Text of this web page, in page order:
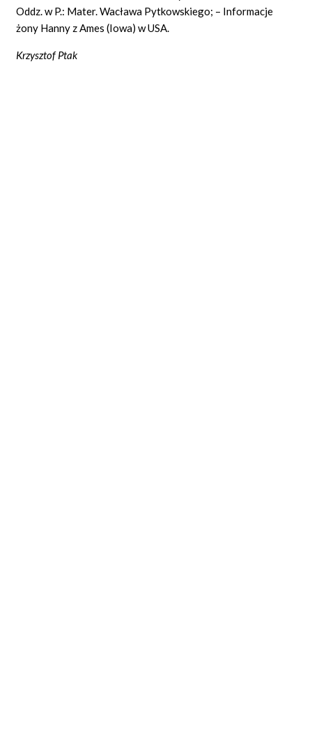
Oddz. w P.: Mater. Wacława Pytkowskiego; – Informacje
żony Hanny z Ames (Iowa) w USA.
Krzysztof Ptak